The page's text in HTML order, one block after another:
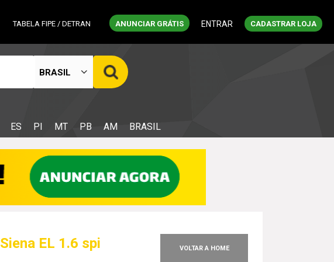
TABELA FIPE / DETRAN ANUNCIAR GRÁTIS ENTRAR CADASTRAR LOJA
BRASIL
ES PI MT PB AM BRASIL
Siena EL 1.6 spi VOLTAR A HOME